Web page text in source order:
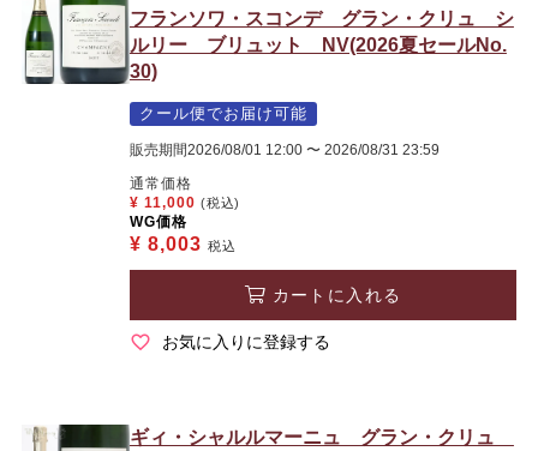
フランソワ・スコンデ グラン・クリュ シ
ルリー ブリュット NV(2026夏セールNo.
30)
クール便でお届け可能
販売期間2026/08/01 12:00 〜 2026/08/31 23:59
通常価格
¥ 11,000 (税込)
WG価格
¥ 8,003 税込
カートに入れる
お気に入りに登録する
ギィ・シャルルマーニュ グラン・クリュ